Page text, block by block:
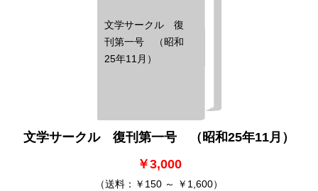
文学サークル 復
刊第一号 （昭和
25年11月）
文学サークル 復刊第一号 （昭和25年11月）
￥3,000
（送料：￥150 ～ ￥1,600）